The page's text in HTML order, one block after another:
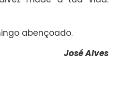
abençoado.
José Alves